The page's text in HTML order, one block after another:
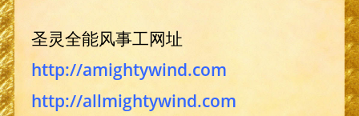
圣灵全能风事工网址
http://amightywind.com
http://allmightywind.com